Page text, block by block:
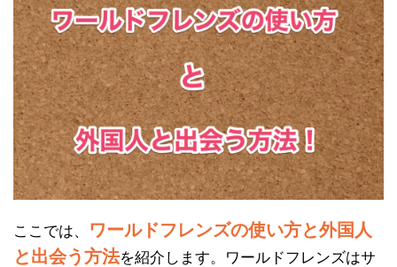
ここでは、
ワールドフレンズの使い方と外国人
と出会う方法を紹介します。ワールドフレンズはサ